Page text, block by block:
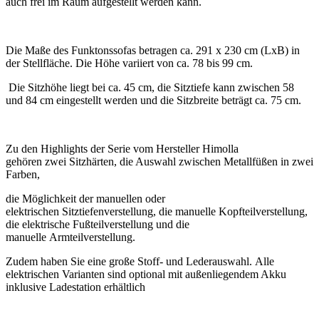
Die Maße des Funktonssofas betragen ca. 291 x 230 cm (LxB) in
der Stellfläche. Die Höhe variiert von ca. 78 bis 99 cm.
Die Sitzhöhe liegt bei ca. 45 cm, die Sitztiefe kann zwischen 58
und 84 cm eingestellt werden und die Sitzbreite beträgt ca. 75 cm.
Zu den Highlights der Serie vom Hersteller Himolla
gehören zwei Sitzhärten, die Auswahl zwischen Metallfüßen in zwei
Farben,
die Möglichkeit der manuellen oder
elektrischen Sitztiefenverstellung, die manuelle Kopfteilverstellung,
die elektrische Fußteilverstellung und die
manuelle Armteilverstellung.
Zudem haben Sie eine große Stoff- und Lederauswahl. Alle
elektrischen Varianten sind optional mit außenliegendem Akku
inklusive Ladestation erhältlich